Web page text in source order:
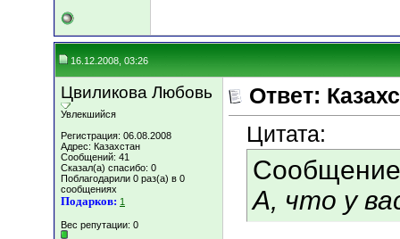
16.12.2008, 03:26
Цвиликова Любовь
Увлекшийся
Регистрация: 06.08.2008
Адрес: Казахстан
Сообщений: 41
Сказал(а) спасибо: 0
Поблагодарили 0 раз(а) в 0
сообщениях
Подарков: 1
Вес репутации: 0
Ответ:
Цитата:
А, что у